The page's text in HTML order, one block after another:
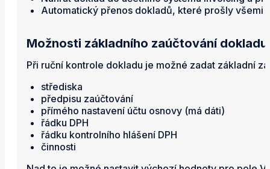
Automatický přenos dokladů, které prošly všemi
Možnosti základního zaúčtování dokladu
Při ruční kontrole dokladu je možné zadat základní
střediska
předpisu zaúčtování
přímého nastavení účtu osnovy (má dáti)
řádku DPH
řádku kontrolního hlášení DPH
činnosti